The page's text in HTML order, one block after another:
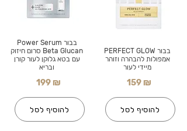
בבור Power Serum
Beta Glucan סרום חיזוק
עם בטא גלוקן לעור קורן
ובריא
199 ₪
להוסיף לסל
בבור PERFECT GLOW
אמפולות להבהרה וזוהר
מיידי לעור
159 ₪
להוסיף לסל